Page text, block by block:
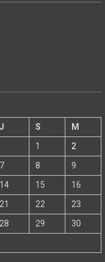
J S
M
1
2
7 8
9
14 15
16
21 22
23
28 29
30